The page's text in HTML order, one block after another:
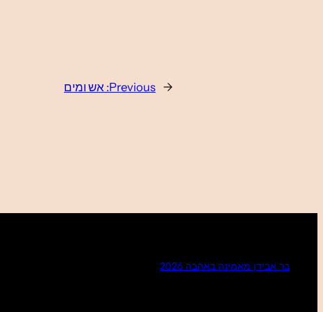
←
Previous: אש ומים
בר אבידן מאמינה באהבה 2026